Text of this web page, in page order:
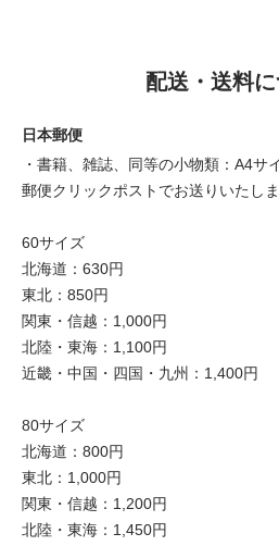
配送・送料
日本郵便
・書籍、雑誌、同等の小物類：A4サ
郵便クリックポストでお送りいたしま
60サイズ
北海道：630円
東北：850円
関東・信越：1,000円
北陸・東海：1,100円
近畿・中国・四国・九州：1,400円
80サイズ
北海道：800円
東北：1,000円
関東・信越：1,200円
北陸・東海：1,450円